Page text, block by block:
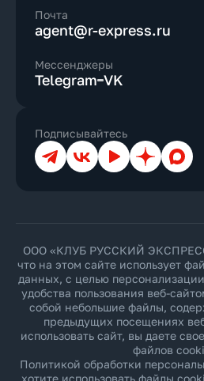
Почта
agent@r-express.ru
Мессенджеры
Telegram VK
Подписывайтесь
ТелеграмВКонтакте
YouTubeДзен Max
ООО «КЛУБ РУССКИЙ
что на этом сайте использует
данных, с целью
удобства пользования веб-
собой небольшие файлы,
предыдущих посещениях
использовать сайт, вы даете
файлов
Политикой обработки
хотите использовать файлы